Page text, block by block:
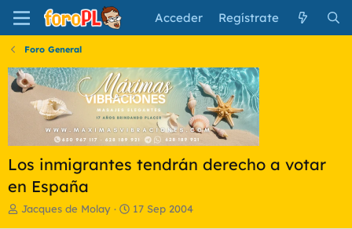
Acceder Regístrate
Foro General
Los inmigrantes tendrán derecho a votar
en España
I
Jacques de Molay
F17 Sep 2004